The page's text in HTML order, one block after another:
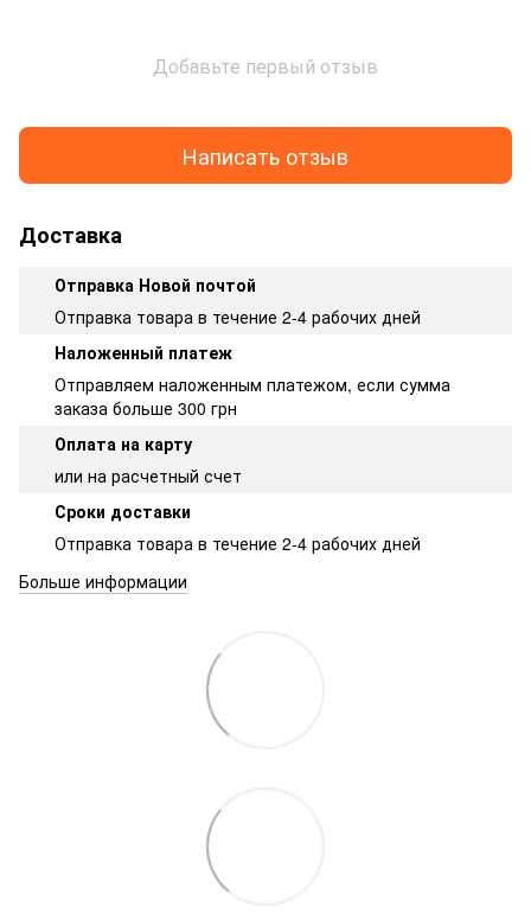
Добавьте первый отзыв
Написать отзыв
Доставка
Отправка Новой почтой
Отправка товара в течение 2-4 рабочих дней
Наложенный платеж
Отправляем наложенным платежом, если сумма
заказа больше 300 грн
Оплата на карту
или на расчетный счет
Сроки доставки
Отправка товара в течение 2-4 рабочих дней
Больше информации